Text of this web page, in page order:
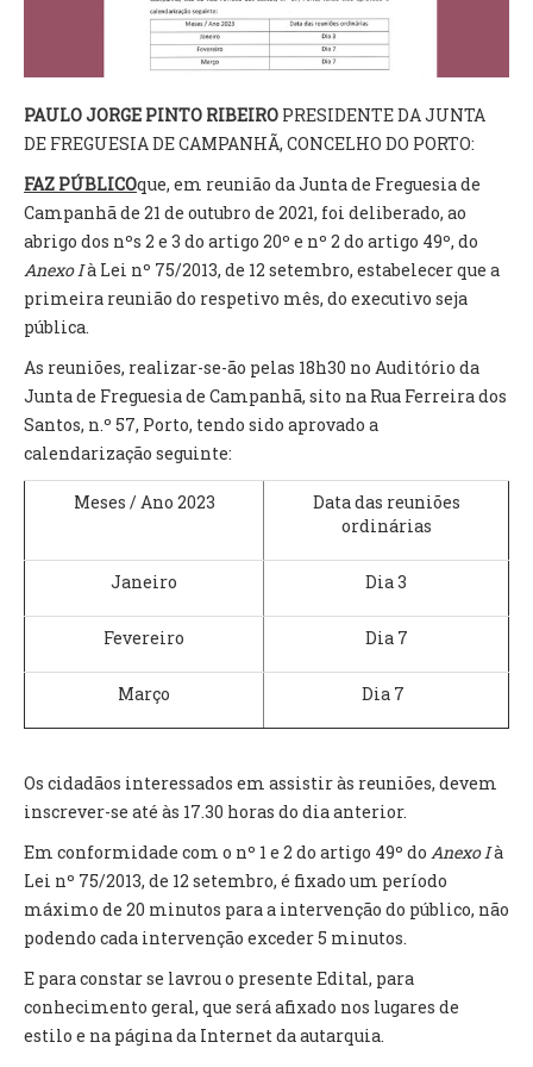
CONSTITUIÇÃO
PRESIDENTE
EXECUTIVO E PELOUROS
ASSEMBLEIA DE FREGUESIA
GRAVAÇÕES DAS REUNIÕES PÚBLICAS DO EXECUTIVO
DOCUMENTOS
ATAS E DOCUMENTOS DA ASSEMBLEIA
EDITAIS
REGULAMENTOS E TAXAS
PLANO E ORÇAMENTO
RELATÓRIO E CONTAS
GERAIS
SECRETARIA
CANÍDEOS
CEMITÉRIO
RECENSEAMENTO ELEITORAL
PAULO JORGE PINTO RIBEIRO PRESIDENTE DA JUNTA
DE FREGUESIA DE CAMPANHÃ, CONCELHO DO PORTO:
FAZ PÚBLICOque, em reunião da Junta de Freguesia de
Campanhã de 21 de outubro de 2021, foi deliberado, ao
abrigo dos nºs 2 e 3 do artigo 20º e nº 2 do artigo 49º, do
Anexo Ià Lei nº 75/2013, de 12 setembro, estabelecer que a
primeira reunião do respetivo mês, do executivo seja
pública.
As reuniões, realizar-se-ão pelas 18h30 no Auditório da
Junta de Freguesia de Campanhã, sito na Rua Ferreira dos
Santos, n.º 57, Porto, tendo sido aprovado a
calendarização seguinte:
Meses / Ano 2023
Data das reuniões
ordinárias
Janeiro Dia 3
Fevereiro Dia 7
Março Dia 7
Os cidadãos interessados em assistir às reuniões, devem
inscrever-se até às 17.30 horas do dia anterior.
Em conformidade com o nº 1 e 2 do artigo 49º do Anexo Ià
Lei nº 75/2013, de 12 setembro, é fixado um período
máximo de 20 minutos para a intervenção do público, não
podendo cada intervenção exceder 5 minutos.
E para constar se lavrou o presente Edital, para
conhecimento geral, que será afixado nos lugares de
estilo e na página da Internet da autarquia.